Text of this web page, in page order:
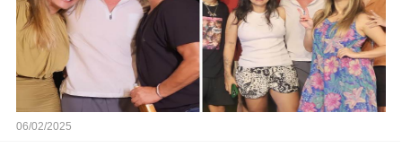
06/02/2025